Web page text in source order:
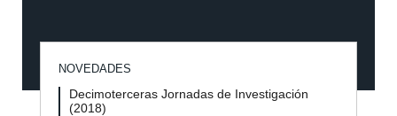
NOVEDADES
Decimoterceras Jornadas de Investigación
(2018)